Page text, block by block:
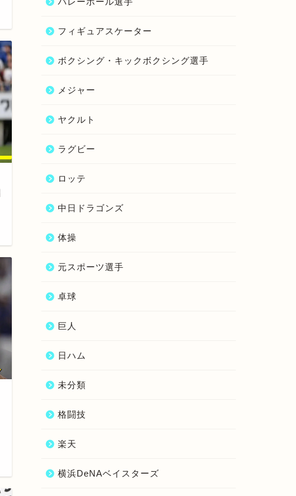
フィギュアスケーター
ボクシング・キックボクシング選手
メジャー
ヤクルト
ラグビー
ロッテ
中日ドラゴンズ
体操
元スポーツ選手
卓球
巨人
日ハム
未分類
格闘技
楽天
横浜DeNAベイスターズ